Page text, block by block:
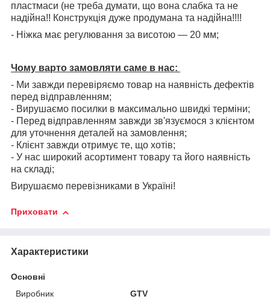
пластмаси (не треба думати, що вона слабка та не
надійна!! Конструкція дуже продумана та надійна!!!!
- Ніжка має регулювання за висотою — 20 мм;
Чому варто замовляти саме в нас:
- Ми завжди перевіряємо товар на наявність дефектів
перед відправленням;
- Вирушаємо посилки в максимально швидкі терміни;
- Перед відправленням завжди зв'язуємося з клієнтом
для уточнення деталей на замовлення;
- Клієнт завжди отримує те, що хотів;
- У нас широкий асортимент товару та його наявність
на складі;
Вирушаємо перевізниками в Україні!
Приховати
Характеристики
Основні
Виробник
GTV